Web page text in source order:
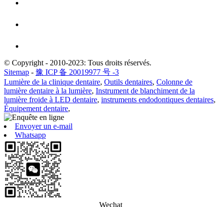
© Copyright - 2010-2023: Tous droits réservés.
Sitemap - 豫 ICP 备 20019977 号 -3
Lumière de la clinique dentaire, Outils dentaires, Colonne de
lumière dentaire à la lumière, Instrument de blanchiment de la
lumière froide à LED dentaire, instruments endodontiques dentaires,
Équipement dentaire,
Envoyer un e-mail
Whatsapp
Wechat